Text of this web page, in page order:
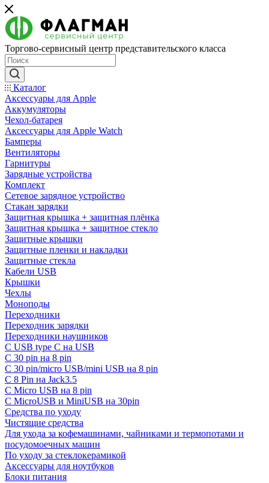
Торгово-сервисный центр представительского класса
Каталог
Аксессуары для Apple
Аккумуляторы
Чехол-батарея
Аксессуары для Apple Watch
Бамперы
Вентиляторы
Гарнитуры
Зарядные устройства
Комплект
Сетевое зарядное устройство
Стакан зарядки
Защитная крышка + защитная плёнка
Защитная крышка + защитное стекло
Защитные крышки
Защитные пленки и накладки
Защитные стекла
Кабели USB
Крышки
Чехлы
Моноподы
Переходники
Переходник зарядки
Переходники наушников
С USB type C на USB
С 30 pin на 8 pin
С 30 pin/micro USB/mini USB на 8 pin
С 8 Pin на Jack3.5
С Micro USB на 8 pin
С MicroUSB и MiniUSB на 30pin
Средства по уходу
Чистящие средства
Для ухода за кофемашинами, чайниками и термопотами и
посудомоечных машин
По уходу за стеклокерамикой
Аксессуары для ноутбуков
Блоки питания